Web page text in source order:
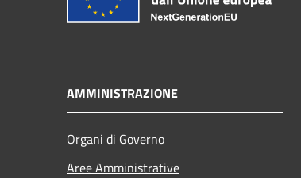
AMMINISTRAZIONE
Organi di Governo
Aree Amministrative